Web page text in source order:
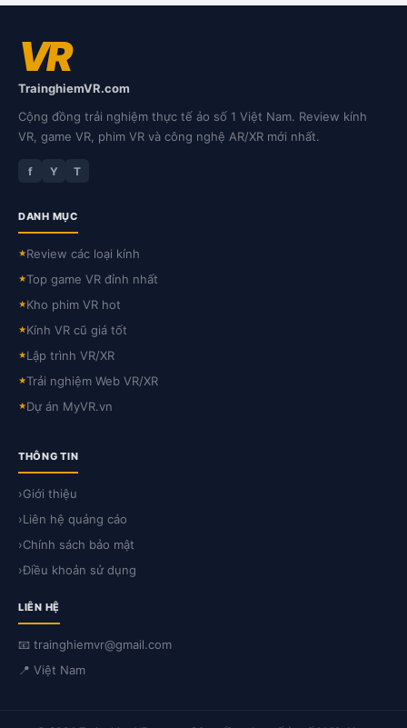
VR
TrainghiemVR.com
Cộng đồng trải nghiệm thực tế ảo số 1 Việt Nam. Review kính
VR, game VR, phim VR và công nghệ AR/XR mới nhất.
f Y T
DANH MỤC
★Review các loại kính
★Top game VR đỉnh nhất
★Kho phim VR hot
★Kính VR cũ giá tốt
★Lập trình VR/XR
★Trải nghiệm Web VR/XR
★Dự án MyVR.vn
THÔNG TIN
›Giới thiệu
›Liên hệ quảng cáo
›Chính sách bảo mật
›Điều khoản sử dụng
LIÊN HỆ
📧 trainghiemvr@gmail.com
📍 Việt Nam